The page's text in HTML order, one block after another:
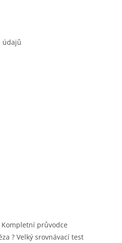
údajů
Kompletní průvodce
? Velký srovnávací test